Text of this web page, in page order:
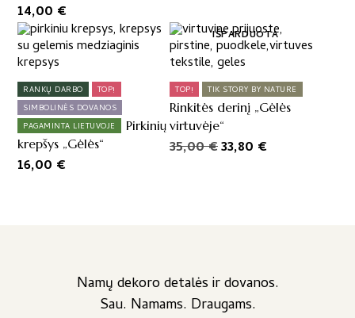
14,00 €
IŠPARDUOTA
RANKŲ DARBO
TOP!
SIMBOLINĖS DOVANOS
PAGAMINTA LIETUVOJE
Pirkinių
krepšys „Gėlės“
16,00 €
TOP! TIK STORY BY NATURE
Rinkitės derinį „Gėlės
virtuvėje“
35,00€Original
33,80 €
Namų dekoro detalės ir dovanos.
Sau. Namams. Draugams.